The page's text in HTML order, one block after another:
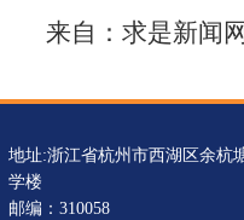
来自：求是新闻网
地址:浙江省杭州市西湖区余杭
学楼
邮编：310058